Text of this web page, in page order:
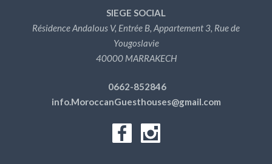
SIEGE SOCIAL
Résidence Andalous V, Entrée B, Appartement 3, Rue de
Yougoslavie
40000 MARRAKECH
0662-852846
info.MoroccanGuesthouses@gmail.com